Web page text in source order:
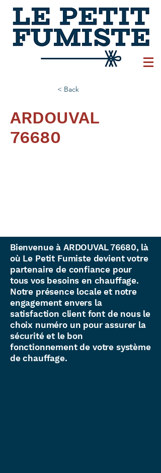
< Back
ARDOUVAL
76680
Bienvenue à ARDOUVAL 76680, là
où Le Petit Fumiste devient votre
partenaire de confiance pour
tous vos besoins en chauffage.
Notre présence locale et notre
engagement envers la
satisfaction client font de nous le
choix numéro un pour assurer la
sécurité et le bon
fonctionnement de votre système
de chauffage.